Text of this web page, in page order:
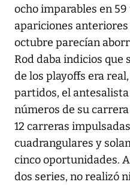
ocho imparables en
apariciones
octubre parecían
Rod daba indicios que
de los playoffs era
partidos, el
números de su
12 carreras
cuadrangulares y
cinco oportunidades.
dos series, no realizó